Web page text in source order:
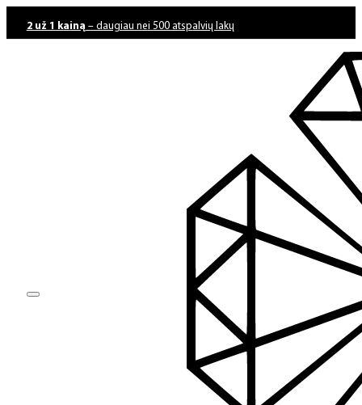
2 už 1 kainą – daugiau nei 500 atspalvių lakų